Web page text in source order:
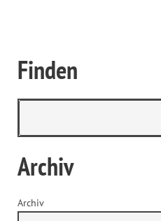
Finden
Archiv
Archiv